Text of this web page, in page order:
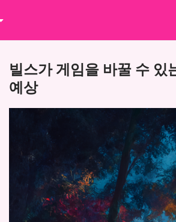
빌스가 게임을 바꿀 수 있
예상